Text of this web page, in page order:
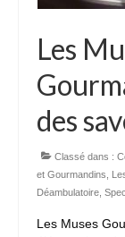
Les
des
Classé dans :
et Gourmandins
Déambulatoire
Les Muses